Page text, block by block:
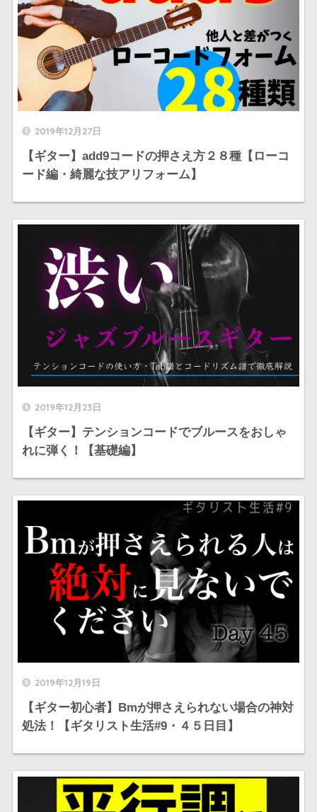
2019年12月27日
【ギター】add9コードの押さえ方２８種【ローコ
ード編・綺麗な技アリフォーム】
2019年12月23日
【ギター】テンションコードでブルースをおしゃ
れに弾く！【基礎編】
2019年12月19日
【ギター初心者】Bmが押さえられない場合の神対
処法！【ギタリスト生活#9・４５日目】